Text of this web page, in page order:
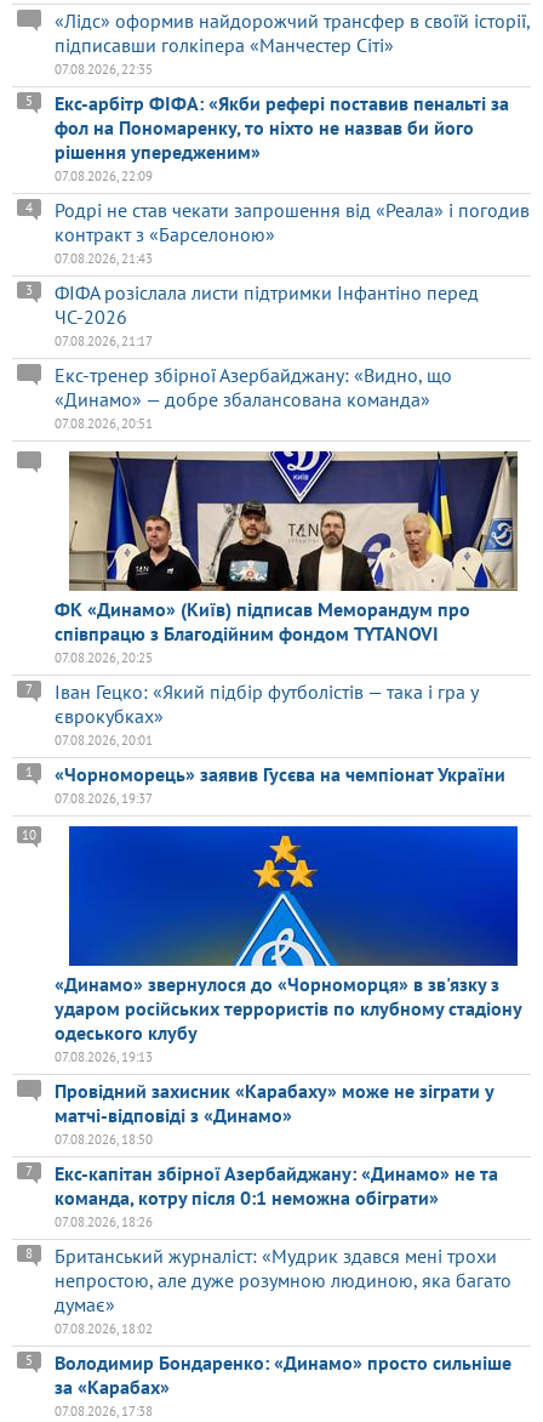
«Лідс» оформив найдорожчий трансфер в своїй історії,
підписавши голкіпера «Манчестер Сіті»
07.08.2026, 22:35
Екс-арбітр ФІФА: «Якби рефері поставив пенальті за
фол на Пономаренку, то ніхто не назвав би його
рішення упередженим»
5
07.08.2026, 22:09
Родрі не став чекати запрошення від «Реала» і погодив
контракт з «Барселоною»
4
07.08.2026, 21:43
ФІФА розіслала листи підтримки Інфантіно перед
ЧС-2026
3
07.08.2026, 21:17
Екс-тренер збірної Азербайджану: «Видно, що
«Динамо» — добре збалансована команда»
07.08.2026, 20:51
ФК «Динамо» (Київ) підписав Меморандум про
співпрацю з Благодійним фондом TYTANOVI
07.08.2026, 20:25
Іван Гецко: «Який підбір футболістів — така і гра у
єврокубках»
7
07.08.2026, 20:01
«Чорноморець» заявив Гусєва на чемпіонат України
1
07.08.2026, 19:37
«Динамо» звернулося до «Чорноморця» в зв'язку з
ударом російських террористів по клубному стадіону
одеського клубу
10
07.08.2026, 19:13
Провідний захисник «Карабаху» може не зіграти у
матчі-відповіді з «Динамо»
07.08.2026, 18:50
Екс-капітан збірної Азербайджану: «Динамо» не та
команда, котру після 0:1 неможна обіграти»
7
07.08.2026, 18:26
Британський журналіст: «Мудрик здався мені трохи
непростою, але дуже розумною людиною, яка багато
думає»
8
07.08.2026, 18:02
Володимир Бондаренко: «Динамо» просто сильніше
за «Карабах»
5
07.08.2026, 17:38